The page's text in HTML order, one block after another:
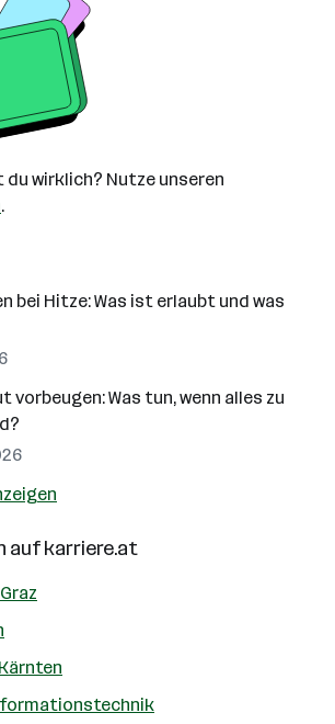
wirklich? Nutze unseren
.
bei Hitze: Was ist erlaubt und was
vorbeugen: Was tun, wenn alles zu
aufkarriere.at